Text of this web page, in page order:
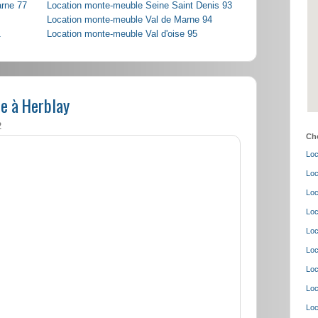
77
Location monte-meuble Seine Saint Denis 93
Location monte-meuble Val de Marne 94
Location monte-meuble Val d'oise 95
à Herblay